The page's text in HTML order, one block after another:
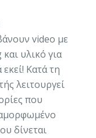
video με
υλικό για
Κατά τη
λειτουργεί
που
δίνεται